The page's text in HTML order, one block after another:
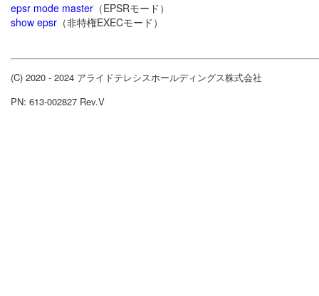
epsr mode master （EPSRモード）
show epsr （非特権EXECモード）
(C) 2020 - 2024 アライドテレシスホールディングス株式会社
PN: 613-002827 Rev.V